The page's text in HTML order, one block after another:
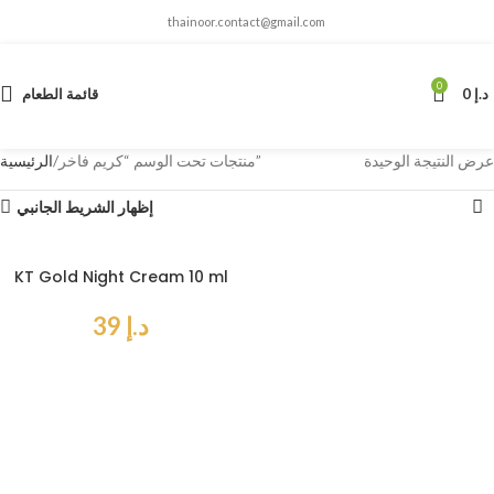
thainoor.contact@gmail.com
قائمة الطعام 0 د.إ
الرئيسية منتجات تحت الوسم “كريم فاخر” عرض النتيجة الوحيدة
إظهار الشريط الجانبي
KT Gold Night Cream 10 ml
د.إ